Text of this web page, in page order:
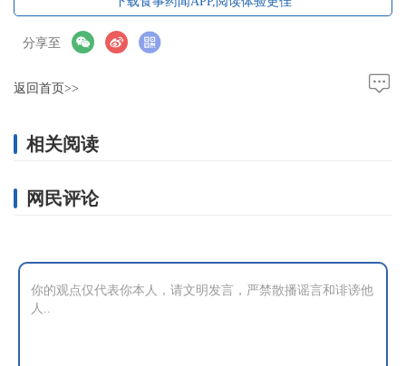
分享至
返回首页>>
相关阅读
网民评论